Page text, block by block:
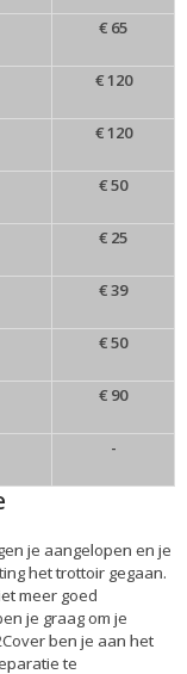
€ 65
€ 120
€ 120
€ 50
€ 25
€ 39
€ 50
€ 90
-
je aangelopen en je
het trottoir gegaan.
meer goed
je graag om je
ben je aan het
te